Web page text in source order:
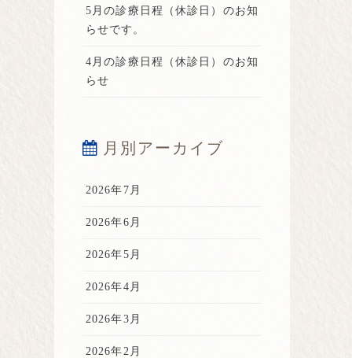
5月の診療日程（休診日）のお知
らせです。
4月の診療日程（休診日）のお知
らせ
月別アーカイブ
2026年7月
2026年6月
2026年5月
2026年4月
2026年3月
2026年2月